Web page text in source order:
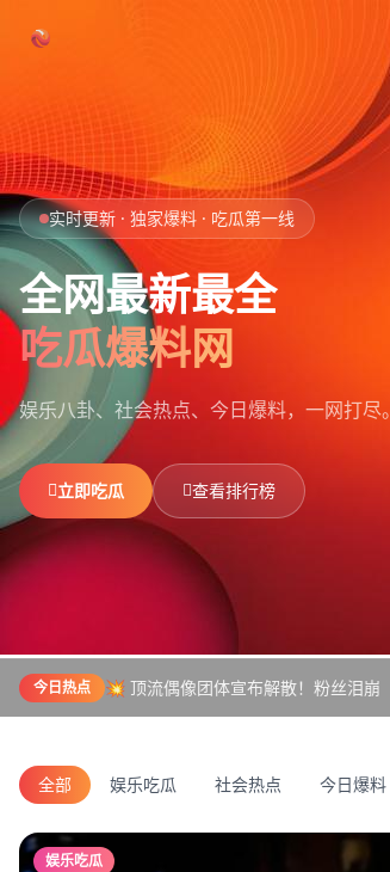
首页
娱乐吃瓜
社会热点
今日爆料
排行榜
社区
实时更新 · 独家爆料 · 吃瓜第一线
全网最新最全
吃瓜爆料网
娱乐八卦、社会热点、今日爆料，一网打尽。
立即吃瓜 查看排行榜
今日热点 💥 顶流偶像团体宣布解散！粉丝泪崩
全部 娱乐吃瓜 社会热点 今日爆料
娱乐吃瓜